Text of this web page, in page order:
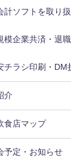
計ソフトを取り
模企業共済・退
チラシ印刷・DM
介
食店マップ
予定・お知らせ